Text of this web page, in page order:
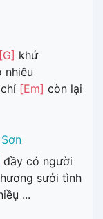
[G] khứ
nhiêu
[Em] còn lại
đầy có người
sưởi tình
...